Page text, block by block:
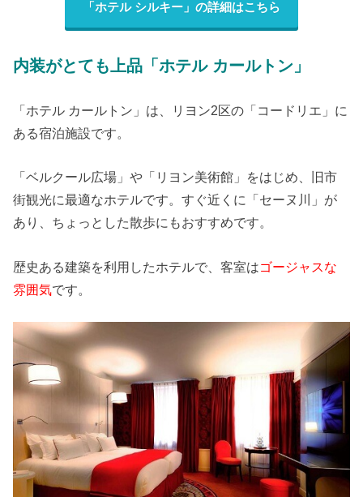
「ホテル シルキー」の詳細はこちら
内装がとても上品「ホテル カールトン」
「ホテル カールトン」は、リヨン2区の「コードリエ」に
ある宿泊施設です。
「ベルクール広場」や「リヨン美術館」をはじめ、旧市
街観光に最適なホテルです。すぐ近くに「セーヌ川」が
あり、ちょっとした散歩にもおすすめです。
歴史ある建築を利用したホテルで、客室はゴージャスな
雰囲気です。